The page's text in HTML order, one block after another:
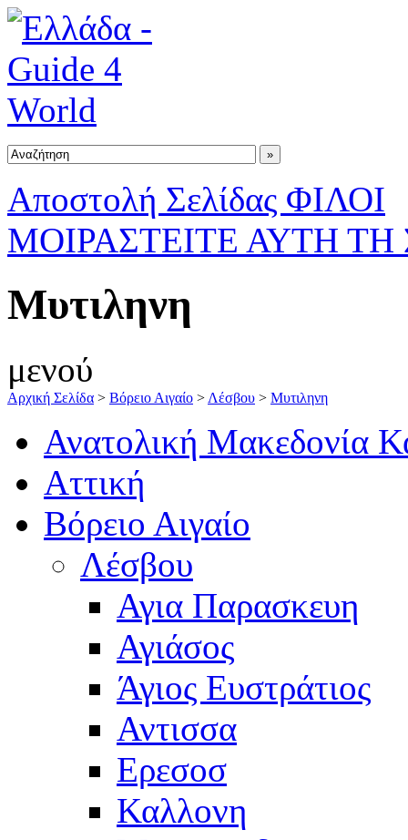
Αποστολή Σελίδας ΦΙΛΟΙ
ΜΟΙΡΑΣΤΕΙΤΕ ΑΥΤΗ ΤΗ
Μυτιληνη
μενού
Αρχική Σελίδα > Βόρειο Αιγαίο > Λέσβου > Μυτιληνη
Ανατολική Μακεδονία
Αττική
Βόρειο Αιγαίο
Λέσβου
Αγια Παρασκευη
Αγιάσος
Άγιος Ευστράτιος
Αντισσα
Ερεσοσ
Καλλονη